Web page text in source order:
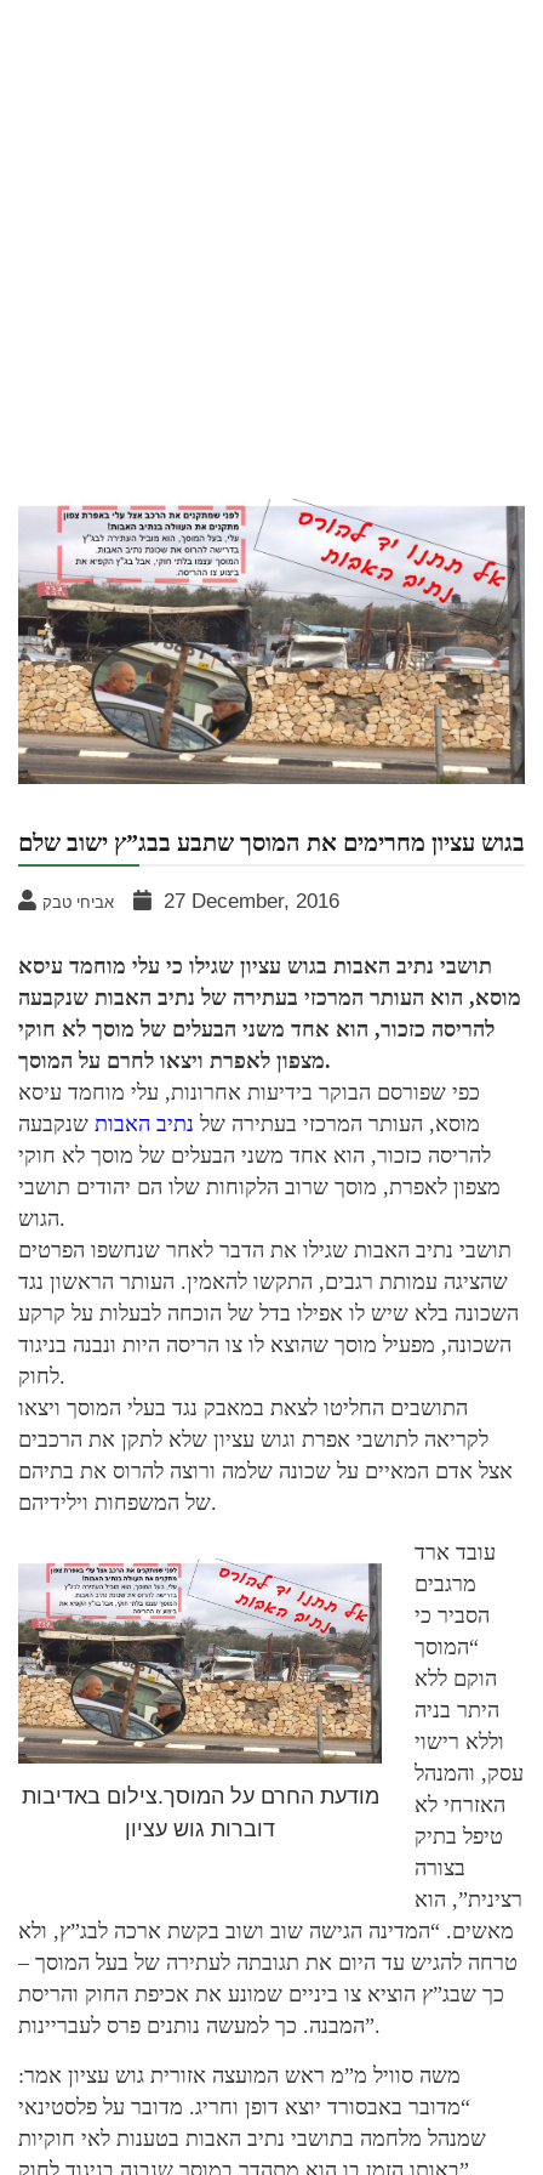
בגוש עציון מחרימים את המוסך שתבע בבג”ץ ישוב שלם
אביחי טבק 27 December, 2016
תושבי נתיב האבות בגוש עציון שגילו כי עלי מוחמד עיסא
מוסא, הוא העותר המרכזי בעתירה של נתיב האבות שנקבעה
להריסה כזכור, הוא אחד משני הבעלים של מוסך לא חוקי
מצפון לאפרת ויצאו לחרם על המוסך.
כפי שפורסם הבוקר בידיעות אחרונות, עלי מוחמד עיסא
מוסא, העותר המרכזי בעתירה של נתיב האבות שנקבעה
להריסה כזכור, הוא אחד משני הבעלים של מוסך לא חוקי
מצפון לאפרת, מוסך שרוב הלקוחות שלו הם יהודים תושבי
הגוש.
תושבי נתיב האבות שגילו את הדבר לאחר שנחשפו הפרטים
שהציגה עמותת רגבים, התקשו להאמין. העותר הראשון נגד
השכונה בלא שיש לו אפילו בדל של הוכחה לבעלות על קרקע
השכונה, מפעיל מוסך שהוצא לו צו הריסה היות ונבנה בניגוד
לחוק.
התושבים החליטו לצאת במאבק נגד בעלי המוסך ויצאו
לקריאה לתושבי אפרת וגוש עציון שלא לתקן את הרכבים
אצל אדם המאיים על שכונה שלמה ורוצה להרוס את בתיהם
של המשפחות וילידיהם.
מודעת החרם על המוסך.צילום באדיבות
דוברות גוש עציון
עובד ארד
מרגבים
הסביר כי
“המוסך
הוקם ללא
היתר בניה
וללא רישוי
עסק, והמנהל
האזרחי לא
טיפל בתיק
בצורה
רצינית”, הוא
מאשים. “המדינה הגישה שוב ושוב בקשת ארכה לבג”ץ, ולא
טרחה להגיש עד היום את תגובתה לעתירה של בעל המוסך –
כך שבג”ץ הוציא צו ביניים שמונע את אכיפת החוק והריסת
המבנה. כך למעשה נותנים פרס לעבריינות”.
משה סוויל מ”מ ראש המועצה אזורית גוש עציון אמר:
“מדובר באבסורד יוצא דופן וחריג. מדובר על פלסטינאי
שמנהל מלחמה בתושבי נתיב האבות בטענות לאי חוקיות